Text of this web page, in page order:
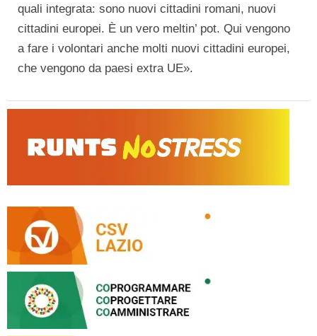
quali integrata: sono nuovi cittadini romani, nuovi
cittadini europei. È un vero meltin’ pot. Qui vengono
a fare i volontari anche molti nuovi cittadini europei,
che vengono da paesi extra UE».